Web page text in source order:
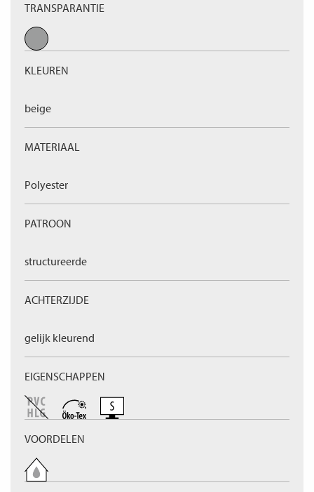
TRANSPARANTIE
KLEUREN
beige
MATERIAAL
Polyester
PATROON
structureerde
ACHTERZIJDE
gelijk kleurend
EIGENSCHAPPEN
VOORDELEN